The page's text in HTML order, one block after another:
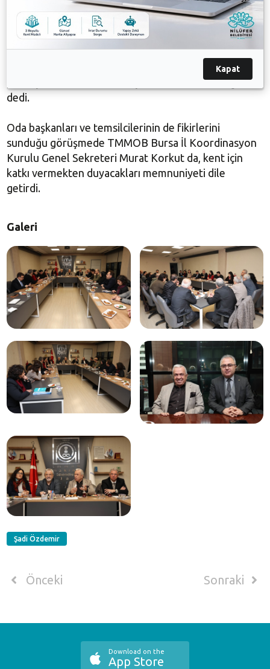
oluşturulması planlanan Danışma Kurulu’nun
detayları ele alındı. Nilüfer Belediye Başkanı Şadi
Özdemir, sivil toplum kuruluşları ve meslek odalarıyla
iş birliklerine önem verdiklerini belirterek, “Nilüfer’i
paydaşlarımızla birlikte çalışmaya devam edeceğiz”
dedi.
Oda başkanları ve temsilcilerinin de fikirlerini
sunduğu görüşmede TMMOB Bursa İl Koordinasyon
Kurulu Genel Sekreteri Murat Korkut da, kent için
katkı vermekten duyacakları memnuniyeti dile
getirdi.
Galeri
Şadi Özdemir
Önceki Sonraki
Download on the
App Store
Kapat